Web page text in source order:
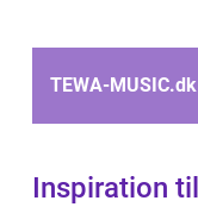
TEWA-MUSIC.dk
Inspiration